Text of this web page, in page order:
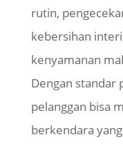
rutin,
kebersihan
kenyamanan
Dengan standar
pelanggan bisa
berkendara